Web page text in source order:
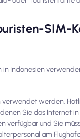
SIM-
in Indonesien
verwendet werden.
Sie das Internet
verfügbar und Sie
am